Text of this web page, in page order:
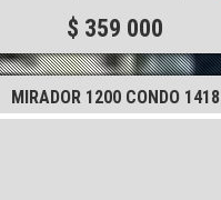
$ 359 000
MIRADOR 1200 CONDO 1418